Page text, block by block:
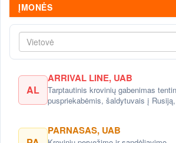
ĮMONĖS
Vietovė
AL
ARRIVAL LINE, UAB
Tarptautinis krovinių gabenimas
puspriekabėmis, šaldytuvais į Rusiją,
PARNASAS, UAB